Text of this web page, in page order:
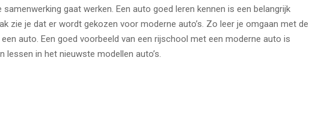
gaat werken. Een auto goed leren kennen is een belangrijk
zie je dat er wordt gekozen voor moderne auto’s. Zo leer je omgaan met de
auto. Een goed voorbeeld van een rijschool met een moderne auto is
lessen in het nieuwste modellen auto’s.